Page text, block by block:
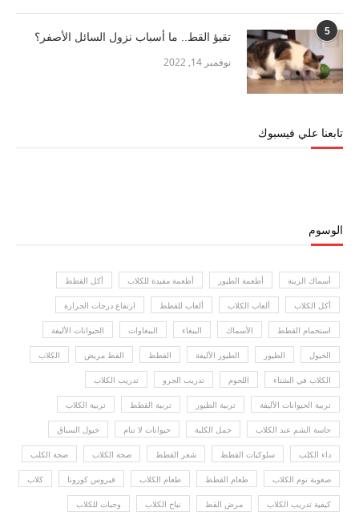
5 تقيؤ القط.. ما أسباب نزول السائل الأصفر؟
نوفمبر 14, 2022
تابعنا علي فيسبوك
الوسوم
أسماك الزينة أطعمة الطيور أطعمة مفيدة للكلاب أكل القطط
أكل الكلاب ألعاب الكلاب ألعاب للقطط ارتفاع درجات الحرارة
استحمام القطط الأسماك الببغاء الببغاوات الحيوانات الأليفة
الخيول الطيور الطيور الأليفة القطط القط مريض الكلاب
الكلاب في الشتاء اللحوم تدريب الجرو تدريب الكلاب
تربية الحيوانات الأليفة تربية الطيور تربية القطط تربية الكلاب
حاسة الشم عند الكلاب حمل الكلبة حيوانات لا تنام خيول السباق
داء الكلب سلوكيات القطط شعر القطط صحة الكلاب صحة الكلب
صعوبة نوم الكلاب طعام القطط طعام الكلاب فيروس كورونا كلاب
كيفية تدريب الكلاب مرض القط نباح الكلاب وجبات للكلاب